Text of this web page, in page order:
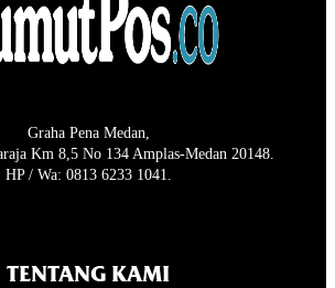
Graha Pena Medan,
Km 8,5 No 134 Amplas-Medan 20148.
HP / Wa: 0813 6233 1041.
TENTANG KAMI